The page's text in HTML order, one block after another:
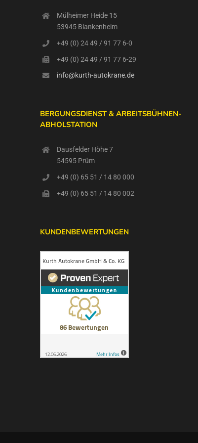
Mülheimer Heide 15
53945 Blankenheim
+49 (0) 24 49 / 91 77 6-0
+49 (0) 24 49 / 91 77 6-29
info@kurth-autokrane.de
BERGUNGSDIENST & ARBEITSBÜHNEN-
ABHOLSTATION
Dausfelder Höhe 7
54595 Prüm
+49 (0) 65 51 / 14 80 000
+49 (0) 65 51 / 14 80 002
KUNDENBEWERTUNGEN